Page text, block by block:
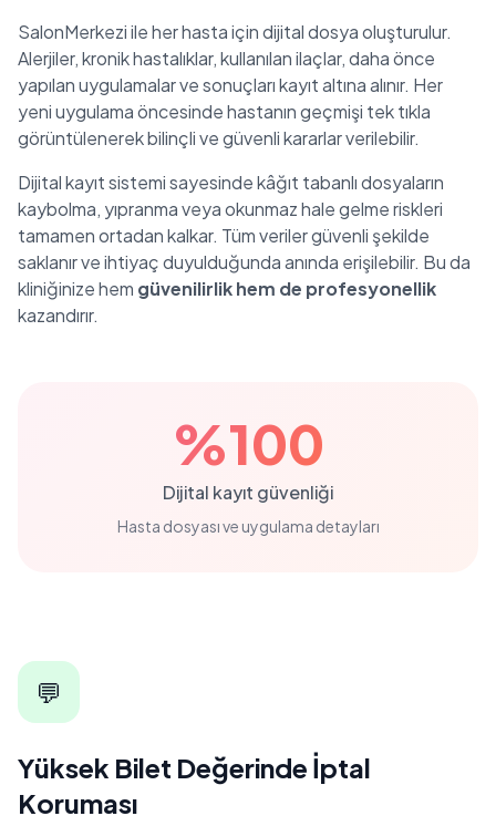
SalonMerkezi ile her hasta için dijital dosya oluşturulur.
Alerjiler, kronik hastalıklar, kullanılan ilaçlar, daha önce
yapılan uygulamalar ve sonuçları kayıt altına alınır. Her
yeni uygulama öncesinde hastanın geçmişi tek tıkla
görüntülenerek bilinçli ve güvenli kararlar verilebilir.
Dijital kayıt sistemi sayesinde kâğıt tabanlı dosyaların
kaybolma, yıpranma veya okunmaz hale gelme riskleri
tamamen ortadan kalkar. Tüm veriler güvenli şekilde
saklanır ve ihtiyaç duyulduğunda anında erişilebilir. Bu da
kliniğinize hem güvenilirlik hem de profesyonellik
kazandırır.
%100
Dijital kayıt güvenliği
Hasta dosyası ve uygulama detayları
💬
Yüksek Bilet Değerinde İptal
Koruması